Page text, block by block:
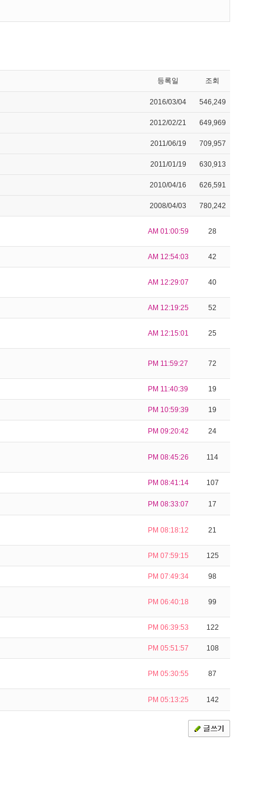
등록일 조회
2016/03/04 546,249
2012/02/21 649,969
2011/06/19 709,957
2011/01/19 630,913
2010/04/16 626,591
2008/04/03 780,242
AM 01:00:59 28
AM 12:54:03 42
AM 12:29:07 40
AM 12:19:25 52
AM 12:15:01 25
PM 11:59:27 72
PM 11:40:39 19
PM 10:59:39 19
PM 09:20:42 24
PM 08:45:26 114
PM 08:41:14 107
PM 08:33:07 17
PM 08:18:12 21
PM 07:59:15 125
PM 07:49:34 98
PM 06:40:18 99
PM 06:39:53 122
PM 05:51:57 108
PM 05:30:55 87
PM 05:13:25 142